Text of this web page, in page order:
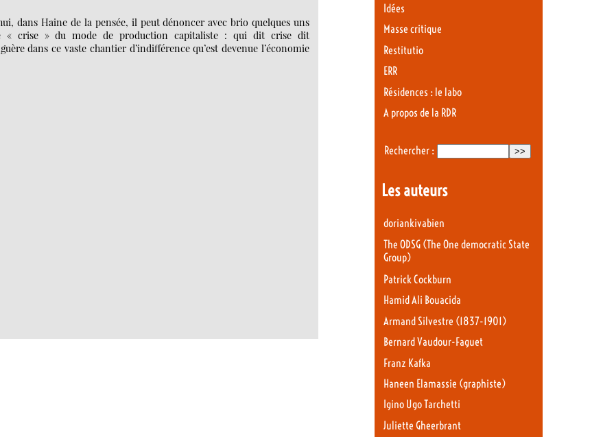
dans Haine de la pensée, il peut dénoncer avec brio quelques uns
« crise » du mode de production capitaliste : qui dit crise dit
dans ce vaste chantier d’indifférence qu’est devenue l’économie
Idées
Masse critique
Restitutio
ERR
Résidences : le labo
A propos de la RDR
Rechercher :
Les auteurs
doriankivabien
The ODSG (The One democratic State
Group)
Patrick Cockburn
Hamid Ali Bouacida
Armand Silvestre (1837-1901)
Bernard Vaudour-Faguet
Franz Kafka
Haneen Elamassie (graphiste)
Igino Ugo Tarchetti
Juliette Gheerbrant